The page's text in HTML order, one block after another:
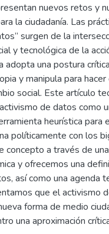
nuevos retos y
la ciudadanía. Las
surgen de la
y tecnológica de la
adopta una postura
y manipula para hacer
social. Este artículo
de datos como
heurística para
políticamente con los
concepto a través de
y ofrecemos una
así como una agenda
que el activismo
forma de medio
una aproximación